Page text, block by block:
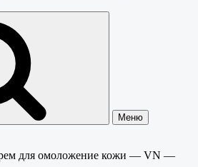
Меню
для омоложение кожи — VN —